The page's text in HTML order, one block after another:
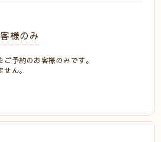
様のみ
予約のお客様のみです。
ん。